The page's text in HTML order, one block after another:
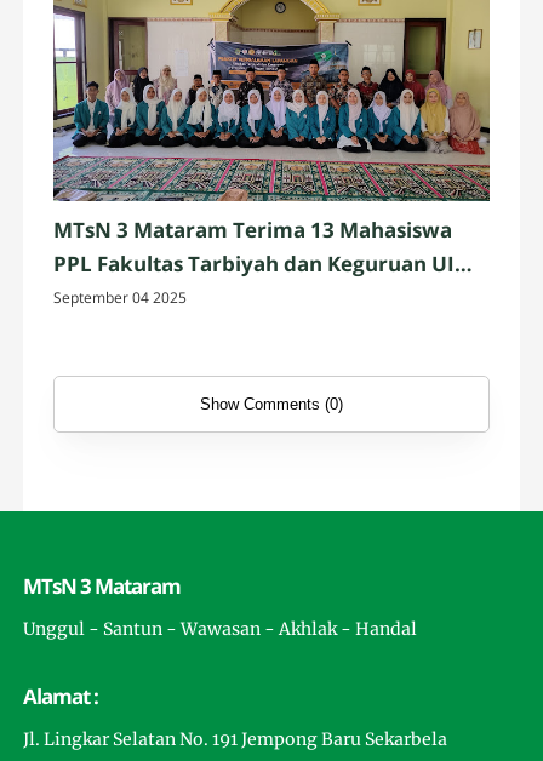
MTsN 3 Mataram Terima 13 Mahasiswa
PPL Fakultas Tarbiyah dan Keguruan UIN
Mataram
September 04 2025
Show Comments (0)
MTsN 3 Mataram
Unggul - Santun - Wawasan - Akhlak - Handal
Alamat :
Jl. Lingkar Selatan No. 191 Jempong Baru Sekarbela